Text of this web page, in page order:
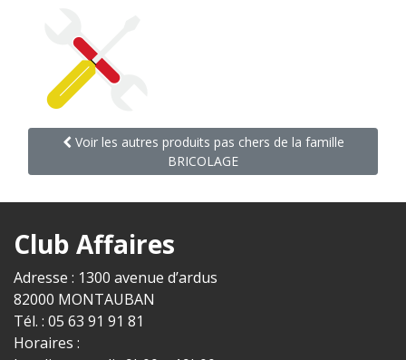
Voir les autres produits pas chers de la famille
BRICOLAGE
Club Affaires
Adresse : 1300 avenue d’ardus
82000 MONTAUBAN
Tél. : 05 63 91 91 81
Horaires :